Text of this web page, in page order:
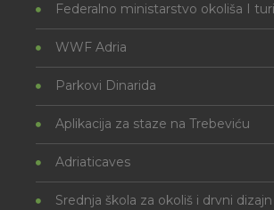
Federalno ministarstvo okoliša I
WWF Adria
Parkovi Dinarida
Aplikacija za staze na Trebeviću
Adriaticaves
Srednja škola za okoliš i drvni